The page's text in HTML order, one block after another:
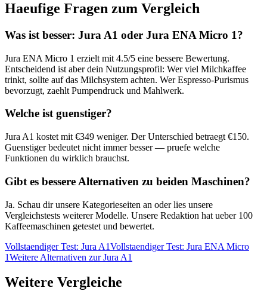
Haeufige Fragen zum Vergleich
Was ist besser: Jura A1 oder Jura ENA Micro 1?
Jura ENA Micro 1 erzielt mit 4.5/5 eine bessere Bewertung.
Entscheidend ist aber dein Nutzungsprofil: Wer viel Milchkaffee
trinkt, sollte auf das Milchsystem achten. Wer Espresso-Purismus
bevorzugt, zaehlt Pumpendruck und Mahlwerk.
Welche ist guenstiger?
Jura A1 kostet mit €349 weniger. Der Unterschied betraegt €150.
Guenstiger bedeutet nicht immer besser — pruefe welche
Funktionen du wirklich brauchst.
Gibt es bessere Alternativen zu beiden Maschinen?
Ja. Schau dir unsere Kategorieseiten an oder lies unsere
Vergleichstests weiterer Modelle. Unsere Redaktion hat ueber 100
Kaffeemaschinen getestet und bewertet.
Vollstaendiger Test: Jura A1Vollstaendiger Test: Jura ENA Micro
1Weitere Alternativen zurJura A1
Weitere Vergleiche